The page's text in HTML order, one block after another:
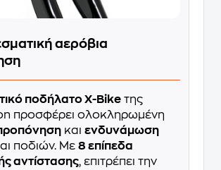
αερόβια
ποδήλατο X-Bike της
προσφέρει ολοκληρωμένη
και ενδυνάμωση
ποδιών. Με 8 επίπεδα
αντίστασης, επιτρέπει την